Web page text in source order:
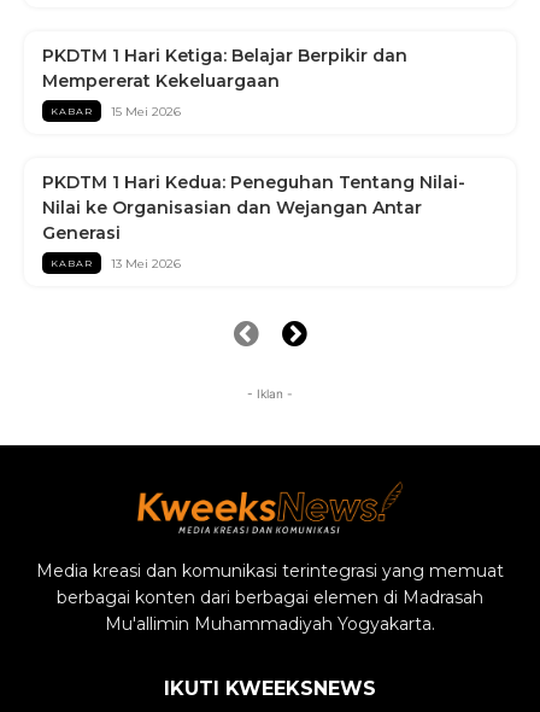
PKDTM 1 Hari Ketiga: Belajar Berpikir dan
Mempererat Kekeluargaan
KABAR 15 Mei 2026
PKDTM 1 Hari Kedua: Peneguhan Tentang Nilai-
Nilai ke Organisasian dan Wejangan Antar
Generasi
KABAR 13 Mei 2026
- Iklan -
Media kreasi dan komunikasi terintegrasi yang memuat
berbagai konten dari berbagai elemen di Madrasah
Mu'allimin Muhammadiyah Yogyakarta.
IKUTI KWEEKSNEWS